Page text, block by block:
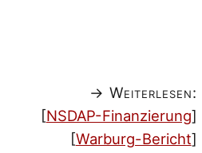
→ Weiterlesen:
[NSDAP-Finanzierung]
[Warburg-Bericht]